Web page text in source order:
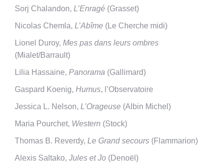
Sorj Chalandon, L’Enragé (Grasset)
Nicolas Chemla, L’Abîme (Le Cherche midi)
Lionel Duroy, Mes pas dans leurs ombres
(Mialet/Barrault)
Lilia Hassaine, Panorama (Gallimard)
Gaspard Koenig, Humus, l’Observatoire
Jessica L. Nelson, L’Orageuse (Albin Michel)
Maria Pourchet, Western (Stock)
Thomas B. Reverdy, Le Grand secours (Flammarion)
Alexis Saltako, Jules et Jo (Denoël)